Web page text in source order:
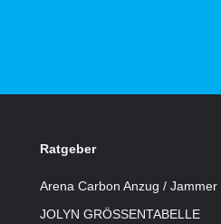
Ratgeber
Arena Carbon Anzug /
JOLYN GRÖSSENTABELLE